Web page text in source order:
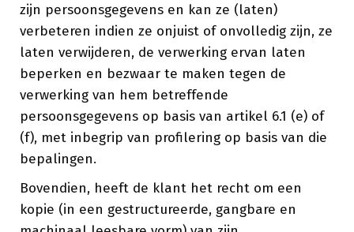
zijn persoonsgegevens en kan ze (laten)
verbeteren indien ze onjuist of onvolledig zijn, ze
laten verwijderen, de verwerking ervan laten
beperken en bezwaar te maken tegen de
verwerking van hem betreffende
persoonsgegevens op basis van artikel 6.1 (e) of
(f), met inbegrip van profilering op basis van die
bepalingen.
Bovendien, heeft de klant het recht om een
kopie (in een gestructureerde, gangbare en